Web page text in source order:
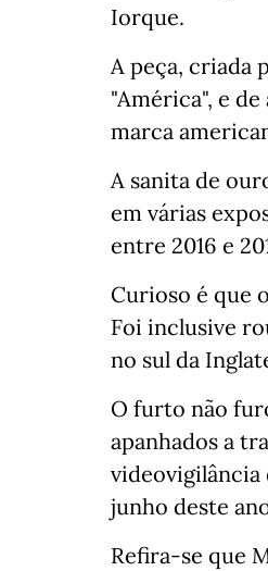
Iorque.
A peça, criada
"América", e
marca
A sanita de
em várias
entre 2016 e
Curioso é que
Foi inclusive
no sul da
O furto não
apanhados a
videovigilância
junho deste
Refira-se que